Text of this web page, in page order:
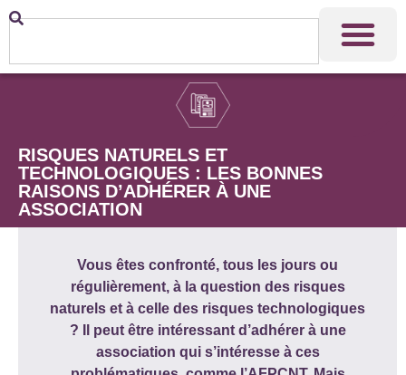
RISQUES NATURELS ET
TECHNOLOGIQUES : LES BONNES
RAISONS D’ADHÉRER À UNE
ASSOCIATION
Vous êtes confronté, tous les jours ou
régulièrement, à la question des risques
naturels et à celle des risques technologiques
? Il peut être intéressant d’adhérer à une
association qui s’intéresse à ces